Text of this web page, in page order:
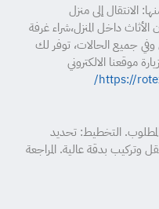
الانتقال إلى منزل
داخل المنزل،شراء غرفة
وفي جميع الحالات، توفر لك
موقعنا الالكتروني
https://
التخطيط: تحديد
بدقة عالية. المراجعة